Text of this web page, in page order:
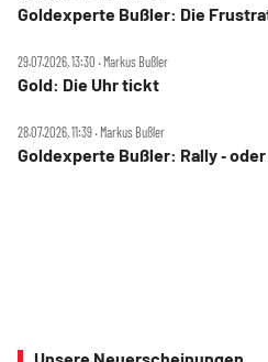
Goldexperte Bußler: Die
29.07.2026, 13:30 ‧ Markus Bußler
Gold: Die Uhr tickt
28.07.2026, 11:39 ‧ Markus Bußler
Goldexperte Bußler: Rally ‑